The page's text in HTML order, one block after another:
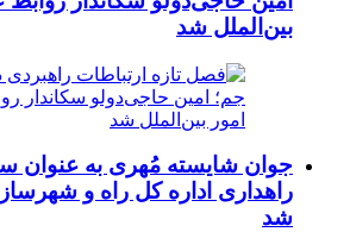
بین‌الملل شد
جوان شایسته مُهری به عنوان
راهداری اداره کل راه و
شد